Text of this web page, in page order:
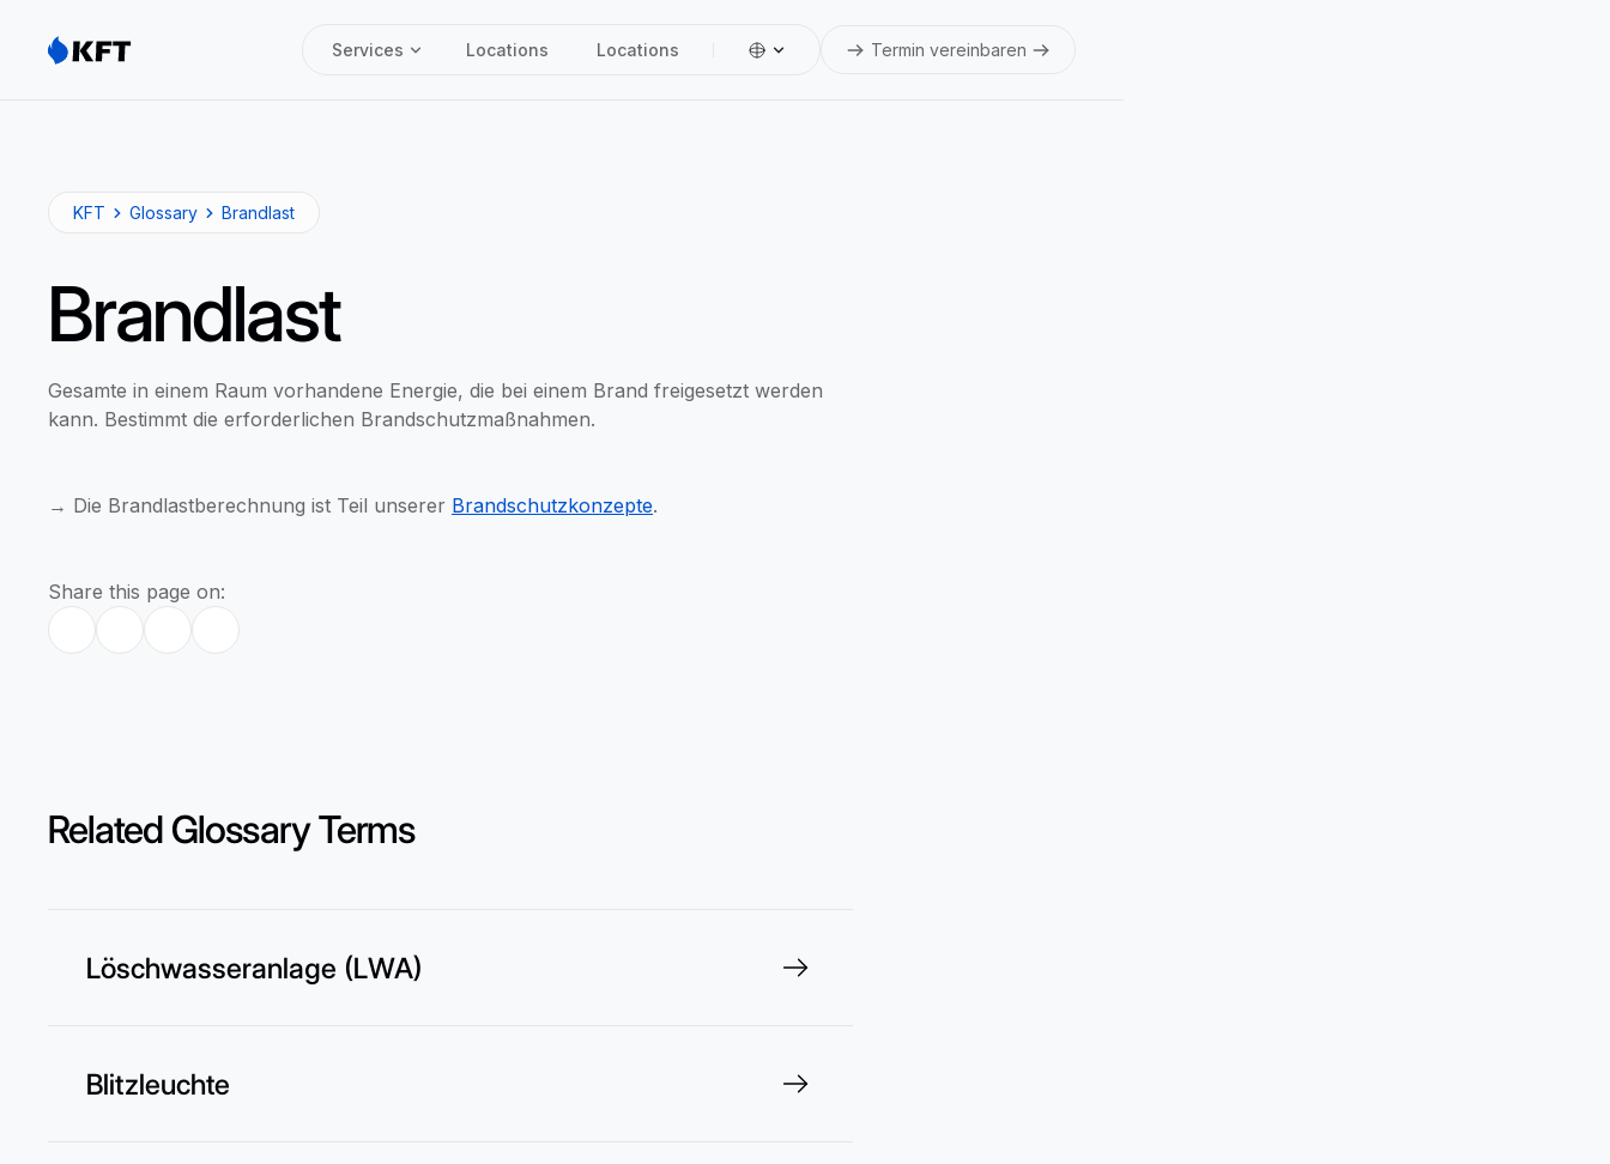
Services Locations Locations Termin vereinbaren
KFT Glossary Brandlast
Brandlast
Gesamte in einem Raum vorhandene Energie, die bei einem Brand freigesetzt werden
kann. Bestimmt die erforderlichen Brandschutzmaßnahmen.
→ Die Brandlastberechnung ist Teil unserer Brandschutzkonzepte.
Share this page on:
Related Glossary Terms
Löschwasseranlage (LWA)
Blitzleuchte